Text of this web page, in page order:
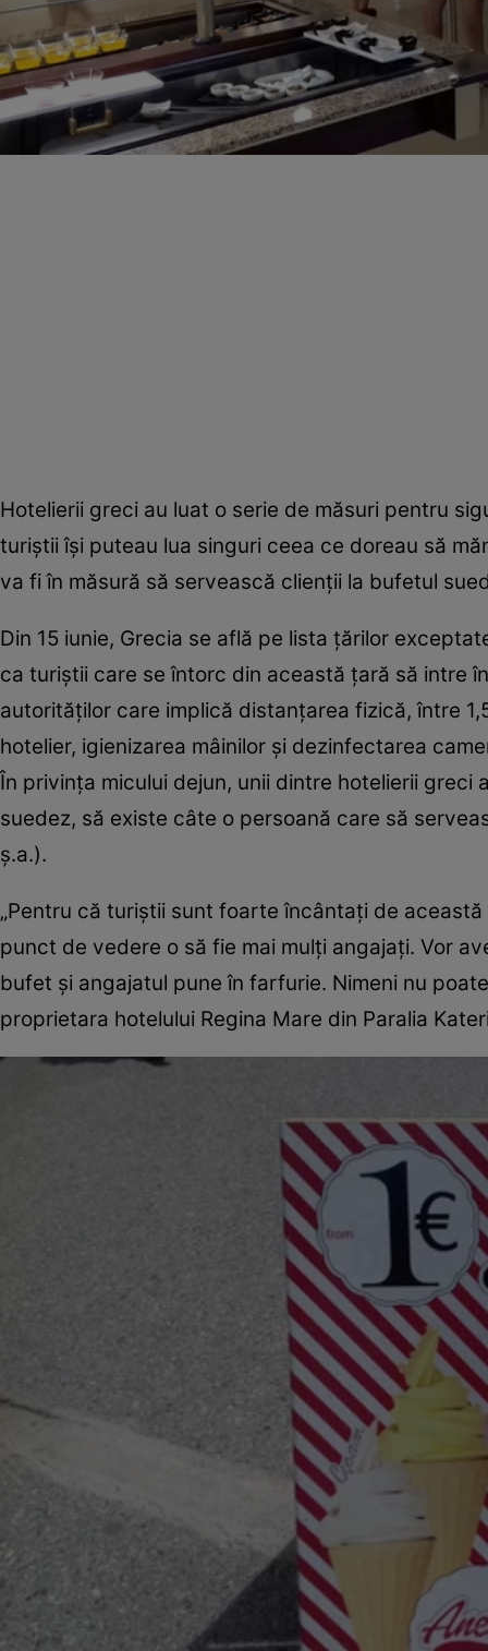
Hotelierii greci au luat o serie de măsuri pentru
turiştii îşi puteau lua singuri ceea ce doreau să
va fi în măsură să servească clienţii la bufetul
Din 15 iunie, Grecia se află pe lista ţărilor
ca turiştii care se întorc din această ţară să intre
autorităţilor care implică distanţarea fizică, între
hotelier, igienizarea mâinilor şi dezinfectarea
În privinţa micului dejun, unii dintre hotelierii
suedez, să existe câte o persoană care să
ş.a.).
„Pentru că turiştii sunt foarte încântaţi de
punct de vedere o să fie mai mulţi angajaţi. Vor
bufet şi angajatul pune în farfurie. Nimeni nu
proprietara hotelului Regina Mare din Paralia